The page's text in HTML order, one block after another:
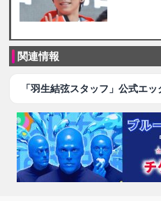
関連情報
「羽生結弦スタッフ」公式エッ